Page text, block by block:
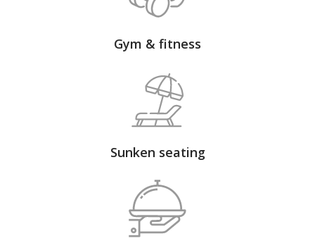
Gym & fitness
Sunken seating